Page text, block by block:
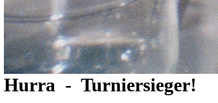
Hurra - Turniersieger!